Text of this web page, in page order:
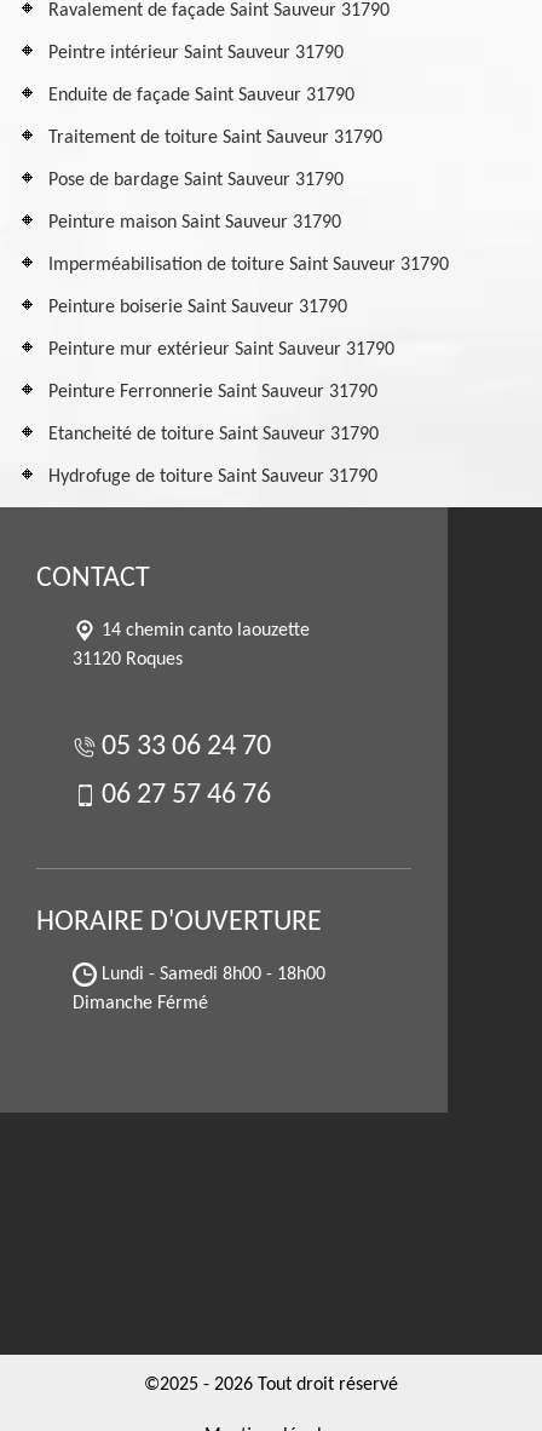
Ravalement de façade Saint Sauveur 31790
Peintre intérieur Saint Sauveur 31790
Enduite de façade Saint Sauveur 31790
Traitement de toiture Saint Sauveur 31790
Pose de bardage Saint Sauveur 31790
Peinture maison Saint Sauveur 31790
Imperméabilisation de toiture Saint Sauveur 31790
Peinture boiserie Saint Sauveur 31790
Peinture mur extérieur Saint Sauveur 31790
Peinture Ferronnerie Saint Sauveur 31790
Etancheité de toiture Saint Sauveur 31790
Hydrofuge de toiture Saint Sauveur 31790
CONTACT
14 chemin canto laouzette
31120 Roques
05 33 06 24 70
06 27 57 46 76
HORAIRE D'OUVERTURE
Lundi - Samedi 8h00 - 18h00
Dimanche Férmé
©2025 - 2026 Tout droit réservé